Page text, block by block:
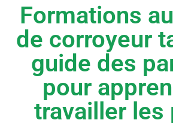
Formations
de corroyeur
guide des
pour
travailler les